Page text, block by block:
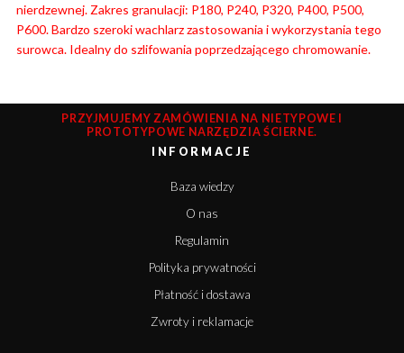
nierdzewnej. Zakres granulacji: P180, P240, P320, P400, P500,
P600. Bardzo szeroki wachlarz zastosowania i wykorzystania tego
surowca. Idealny do szlifowania poprzedzającego chromowanie.
PRZYJMUJEMY ZAMÓWIENIA NA NIETYPOWE I
PROTOTYPOWE NARZĘDZIA ŚCIERNE.
INFORMACJE
Baza wiedzy
O nas
Regulamin
Polityka prywatności
Płatność i dostawa
Zwroty i reklamacje